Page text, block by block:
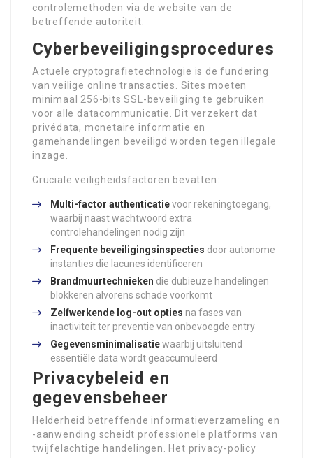
controlemethoden via de website van de
betreffende autoriteit.
Cyberbeveiligingsprocedures
Actuele cryptografietechnologie is de fundering
van veilige online transacties. Sites moeten
minimaal 256-bits SSL-beveiliging te gebruiken
voor alle datacommunicatie. Dit verzekert dat
privédata, monetaire informatie en
gamehandelingen beveiligd worden tegen illegale
inzage.
Cruciale veiligheidsfactoren bevatten:
Multi-factor authenticatievoor rekeningtoegang,
waarbij naast wachtwoord extra
controlehandelingen nodig zijn
Frequente beveiligingsinspecties door autonome
instanties die lacunes identificeren
Brandmuurtechnieken die dubieuze handelingen
blokkeren alvorens schade voorkomt
Zelfwerkende log-out opties na fases van
inactiviteit ter preventie van onbevoegde entry
Gegevensminimalisatiewaarbij uitsluitend
essentiële data wordt geaccumuleerd
Privacybeleid en
gegevensbeheer
Helderheid betreffende informatieverzameling en
-aanwending scheidt professionele platforms van
twijfelachtige handelingen. Het privacy-policy